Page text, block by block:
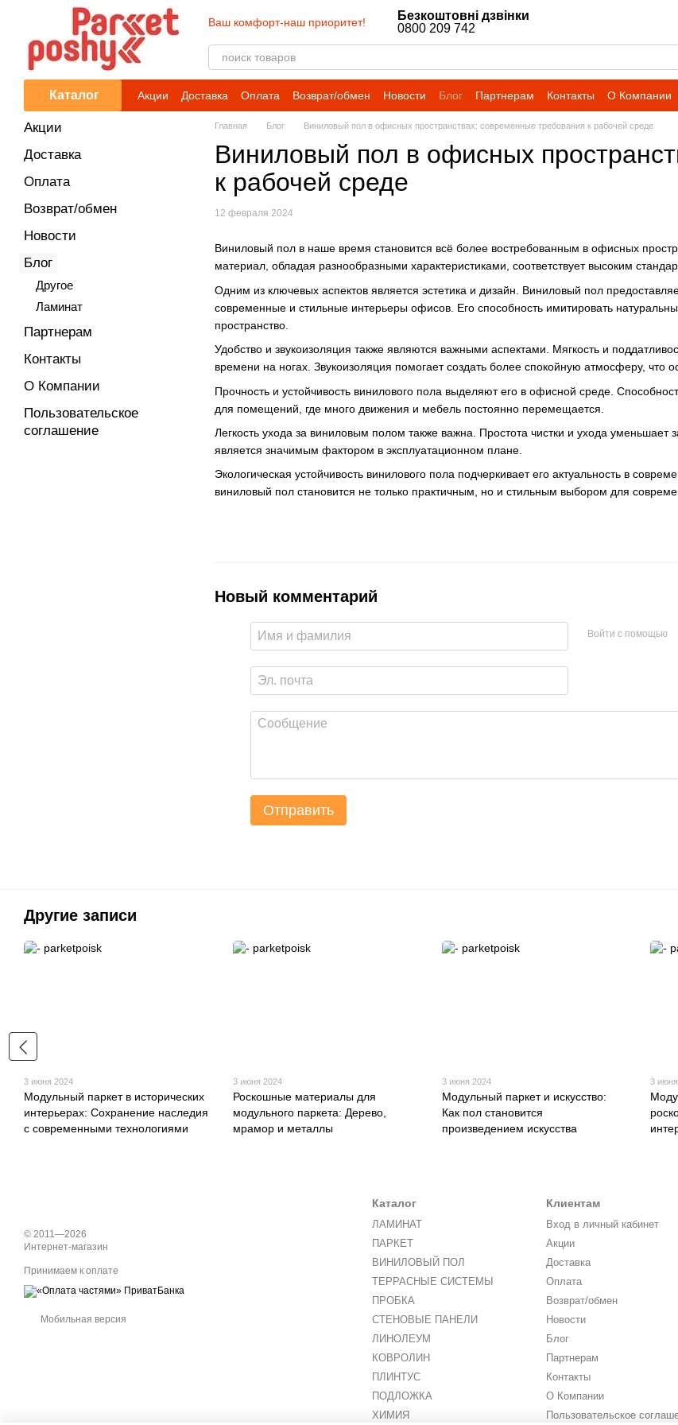
Перейти к основному контенту
Ваш комфорт-наш приоритет!
Безкоштовні дзвінки
0800 209 742
Каталог Акции Доставка Оплата Возврат/обмен Новости Блог Партнерам Контакты О Компании
Главная Блог Виниловый пол в офисных пространствах: современные требования к рабочей среде
Виниловый пол в офисных
к рабочей среде
12 февраля 2024
Виниловый пол в наше время становится всё более востребованным в офисных
материал, обладая разнообразными характеристиками, соответствует высоким
Одним из ключевых аспектов является эстетика и дизайн. Виниловый пол
современные и стильные интерьеры офисов. Его способность имитировать
пространство.
Удобство и звукоизоляция также являются важными аспектами. Мягкость и
времени на ногах. Звукоизоляция помогает создать более спокойную атмосферу, что
Прочность и устойчивость винилового пола выделяют его в офисной среде.
для помещений, где много движения и мебель постоянно перемещается.
Легкость ухода за виниловым полом также важна. Простота чистки и ухода
является значимым фактором в эксплуатационном плане.
Экологическая устойчивость винилового пола подчеркивает его актуальность в
виниловый пол становится не только практичным, но и стильным выбором для
Новый комментарий
Войти с помощью
Отправить
Акции
Доставка
Оплата
Возврат/обмен
Новости
Блог
Другое
Ламинат
Партнерам
Контакты
О Компании
Пользовательское
соглашение
Другие записи
3 июня 2024
Модульный паркет в исторических
интерьерах: Сохранение наследия
с современными технологиями
3 июня 2024
Роскошные материалы для
модульного паркета: Дерево,
мрамор и металлы
3 июня 2024
Модульный паркет и искусство:
Как пол становится
произведением искусства
3
© 2011—2026
Интернет-магазин
Принимаем к оплате
Мобильная версия
Каталог
ЛАМИНАТ
ПАРКЕТ
ВИНИЛОВЫЙ ПОЛ
ТЕРРАСНЫЕ СИСТЕМЫ
ПРОБКА
СТЕНОВЫЕ ПАНЕЛИ
ЛИНОЛЕУМ
КОВРОЛИН
ПЛИНТУС
ПОДЛОЖКА
ХИМИЯ
Клиентам
Вход в личный кабинет
Акции
Доставка
Оплата
Возврат/обмен
Новости
Блог
Партнерам
Контакты
О Компании
Пользовательское